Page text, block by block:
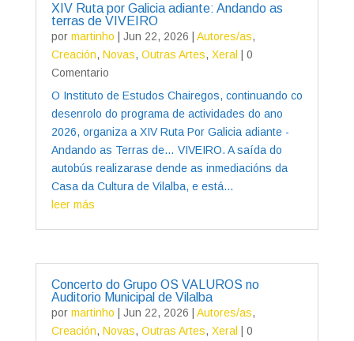
XIV Ruta por Galicia adiante: Andando as
terras de VIVEIRO
por martinho Jun 22, 2026 Autores/as,
Creación, Novas, Outras Artes, Xeral
| 0
Comentario
O Instituto de Estudos Chairegos, continuando co
desenrolo do programa de actividades do ano
2026, organiza a XIV Ruta Por Galicia adiante -
Andando as Terras de… VIVEIRO. A saída do
autobús realizarase dende as inmediacións da
Casa da Cultura de Vilalba, e está...
leer más
Concerto do Grupo OS VALUROS no
Auditorio Municipal de Vilalba
por martinho Jun 22, 2026 Autores/as,
Creación, Novas, Outras Artes, Xeral
| 0